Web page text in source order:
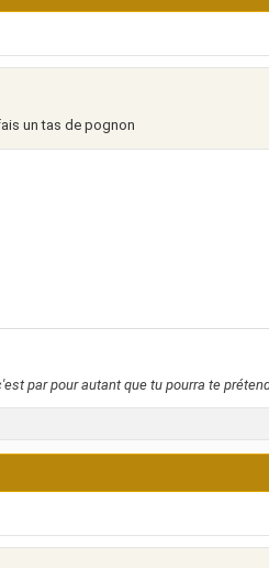
un tas de pognon
par pour autant que tu pourra te